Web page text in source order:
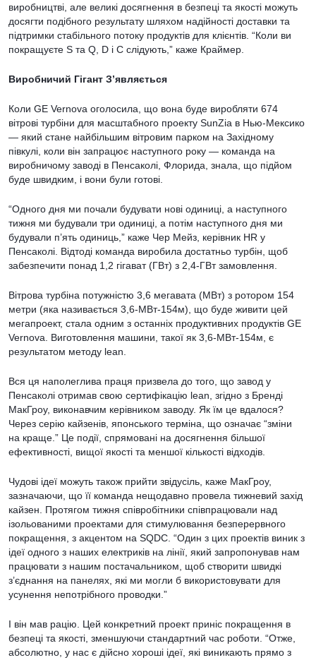
виробництві, але великі досягнення в безпеці та якості можуть
досягти подібного результату шляхом надійності доставки та
підтримки стабільного потоку продуктів для клієнтів. “Коли ви
покращуєте S та Q, D і C слідують,” каже Краймер.
Виробничий Гігант З’являється
Коли GE Vernova оголосила, що вона буде виробляти 674
вітрові турбіни для масштабного проекту SunZia в Нью-Мексико
— який стане найбільшим вітровим парком на Західному
півкулі, коли він запрацює наступного року — команда на
виробничому заводі в Пенсаколі, Флорида, знала, що підйом
буде швидким, і вони були готові.
“Одного дня ми почали будувати нові одиниці, а наступного
тижня ми будували три одиниці, а потім наступного дня ми
будували п’ять одиниць,” каже Чер Мейз, керівник HR у
Пенсаколі. Відтоді команда виробила достатньо турбін, щоб
забезпечити понад 1,2 гігават (ГВт) з 2,4-ГВт замовлення.
Вітрова турбіна потужністю 3,6 мегавата (МВт) з ротором 154
метри (яка називається 3,6-МВт-154м), що буде живити цей
мегапроект, стала одним з останніх продуктивних продуктів GE
Vernova. Виготовлення машини, такої як 3,6-МВт-154м, є
результатом методу lean.
Вся ця наполеглива праця призвела до того, що завод у
Пенсаколі отримав свою сертифікацію lean, згідно з Бренді
МакГроу, виконавчим керівником заводу. Як їм це вдалося?
Через серію кайзенів, японського терміна, що означає “зміни
на краще.” Це події, спрямовані на досягнення більшої
ефективності, вищої якості та меншої кількості відходів.
Чудові ідеї можуть також прийти звідусіль, каже МакГроу,
зазначаючи, що її команда нещодавно провела тижневий захід
кайзен. Протягом тижня співробітники співпрацювали над
ізольованими проектами для стимулювання безперервного
покращення, з акцентом на SQDC. “Один з цих проектів виник з
ідеї одного з наших електриків на лінії, який запропонував нам
працювати з нашим постачальником, щоб створити швидкі
з’єднання на панелях, які ми могли б використовувати для
усунення непотрібного проводки.”
І він мав рацію. Цей конкретний проект приніс покращення в
безпеці та якості, зменшуючи стандартний час роботи. “Отже,
абсолютно, у нас є дійсно хороші ідеї, які виникають прямо з